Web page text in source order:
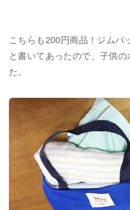
こちらも200円商品！ジムバ
と書いてあったので、子供
た。